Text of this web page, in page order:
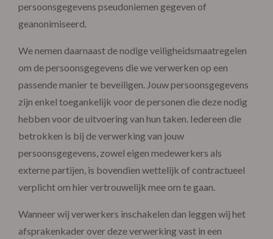
persoonsgegevens pseudoniemen gegeven of
geanonimiseerd.
We nemen daarnaast de nodige veiligheidsmaatregelen
om de persoonsgegevens die we verwerken op een
passende manier te beveiligen. Jouw persoonsgegevens
zijn enkel toegankelijk voor de personen die deze nodig
hebben voor de uitvoering van hun taken. Iedereen die
betrokken is bij de verwerking van jouw
persoonsgegevens, zowel eigen medewerkers als
externe partijen, is bovendien wettelijk of contractueel
verplicht om hier vertrouwelijk mee om te gaan.
Wanneer wij verwerkers inschakelen dan leggen wij het
afsprakenkader over deze verwerking vast in een